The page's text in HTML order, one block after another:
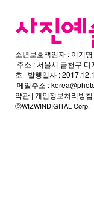
소년보호책임자 : 이기명
주소 : 서울시 금천구
호 | 발행일자 :
메일주소 :
약관 | 개인정보처리방침
ⓒWIZWINDIGITAL Corp.